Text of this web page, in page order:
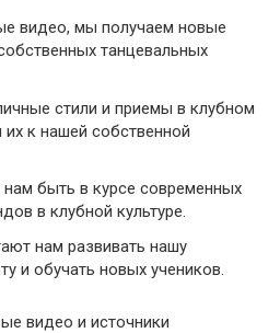
видео, мы получаем новые
танцевальных
стили и приемы в клубном
их к нашей собственной
быть в курсе современных
в клубной культуре.
нам развивать нашу
и обучать новых учеников.
видео и источники